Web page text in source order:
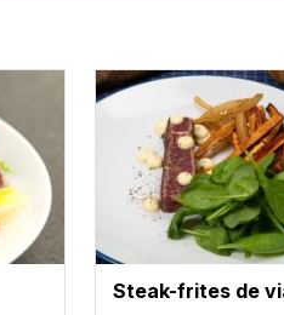
Steak-frites de